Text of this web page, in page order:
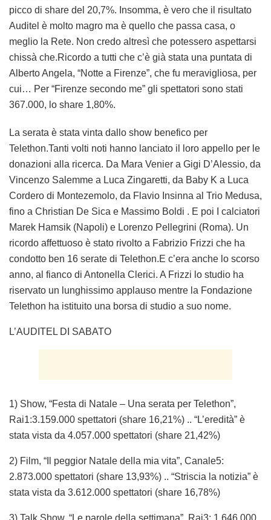
picco di share del 20,7%. Insomma, è vero che il risultato
Auditel è molto magro ma è quello che passa casa, o
meglio la Rete. Non credo altresì che potessero aspettarsi
chissà che.Ricordo a tutti che c’è già stata una puntata di
Alberto Angela, “Notte a Firenze”, che fu meravigliosa, per
cui… Per “Firenze secondo me” gli spettatori sono stati
367.000, lo share 1,80%.
La serata è stata vinta dallo show benefico per
Telethon.Tanti volti noti hanno lanciato il loro appello per le
donazioni alla ricerca. Da Mara Venier a Gigi D’Alessio, da
Vincenzo Salemme a Luca Zingaretti, da Baby K a Luca
Cordero di Montezemolo, da Flavio Insinna al Trio Medusa,
fino a Christian De Sica e Massimo Boldi . E poi I calciatori
Marek Hamsik (Napoli) e Lorenzo Pellegrini (Roma). Un
ricordo affettuoso è stato rivolto a Fabrizio Frizzi che ha
condotto ben 16 serate di Telethon.E c’era anche lo scorso
anno, al fianco di Antonella Clerici. A Frizzi lo studio ha
riservato un lunghissimo applauso mentre la Fondazione
Telethon ha istituito una borsa di studio a suo nome.
L’AUDITEL DI SABATO
1) Show, “Festa di Natale – Una serata per Telethon”,
Rai1:3.159.000 spettatori (share 16,21%) .. “L’eredità” è
stata vista da 4.057.000 spettatori (share 21,42%)
2) Film, “Il peggior Natale della mia vita”, Canale5:
2.873.000 spettatori (share 13,93%) .. “Striscia la notizia” è
stata vista da 3.612.000 spettatori (share 16,78%)
3) Talk Show, “Le parole della settimana”, Rai3: 1.646.000